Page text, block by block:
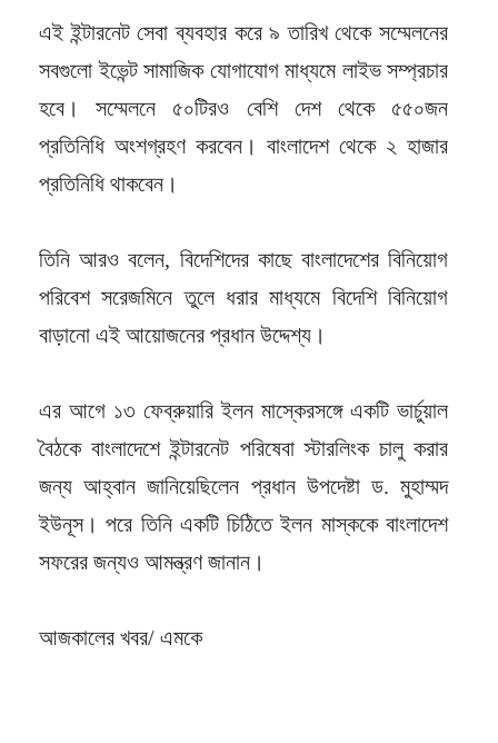
এই ইন্টারনেট সেবা ব্যবহার করে ৯ তারিখ থেকে সম্মেলনের
সবগুলো ইভেন্ট সামাজিক যোগাযোগ মাধ্যমে লাইভ সম্প্রচার
হবে। সম্মেলনে ৫০টিরও বেশি দেশ থেকে ৫৫০জন
প্রতিনিধি অংশগ্রহণ করবেন। বাংলাদেশ থেকে ২ হাজার
প্রতিনিধি থাকবেন।
তিনি আরও বলেন, বিদেশিদের কাছে বাংলাদেশের বিনিয়োগ
পরিবেশ সরেজমিনে তুলে ধরার মাধ্যমে বিদেশি বিনিয়োগ
বাড়ানো এই আয়োজনের প্রধান উদ্দেশ্য।
এর আগে ১৩ ফেব্রুয়ারি ইলন মাস্কেরসঙ্গে একটি ভার্চুয়াল
বৈঠকে বাংলাদেশে ইন্টারনেট পরিষেবা স্টারলিংক চালু করার
জন্য আহ্বান জানিয়েছিলেন প্রধান উপদেষ্টা ড. মুহাম্মদ
ইউনূস। পরে তিনি একটি চিঠিতে ইলন মাস্ককে বাংলাদেশ
সফরের জন্যও আমন্ত্রণ জানান।
আজকালের খবর/ এমকে